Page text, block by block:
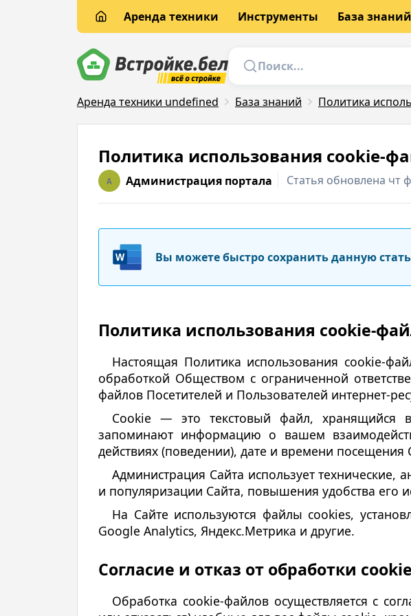
Аренда техники Инструменты База знаний
Аренда техники undefined База знаний Политика
Политика использования сookie-
A Администрация портала Статья обновлена чт
Вы можете быстро сохранить данную
Политика использования сookie-
Настоящая Политика использования сookie-
обработкой Обществом с ограниченной
файлов Посетителей и Пользователей интернет-
Cookie — это текстовый файл, хранящийся
запоминают информацию о вашем
действиях (поведении), дате и времени посещения
Администрация Сайта использует
и популяризации Сайта, повышения удобства его
На Сайте используются файлы cookies,
Google Analytics, Яндекс.Метрика и другие.
Согласие и отказ от обработки
Обработка cookie-файлов осуществляется с